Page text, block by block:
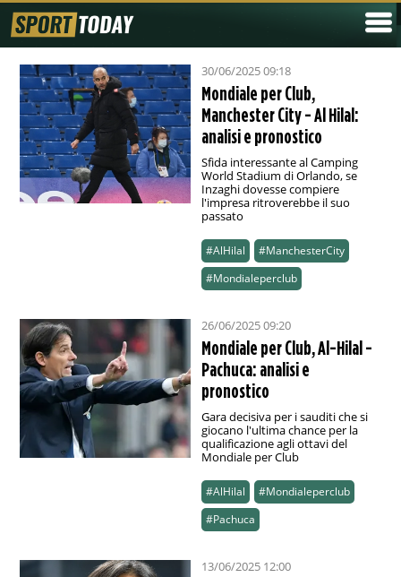
30/06/2025 09:18
Mondiale per Club,
Manchester City - Al Hilal:
analisi e pronostico
Sfida interessante al Camping
World Stadium di Orlando, se
Inzaghi dovesse compiere
l'impresa ritroverebbe il suo
passato
#AlHilal
#ManchesterCity
#Mondialeperclub
26/06/2025 09:20
Mondiale per Club, Al-Hilal -
Pachuca: analisi e
pronostico
Gara decisiva per i sauditi che si
giocano l'ultima chance per la
qualificazione agli ottavi del
Mondiale per Club
#AlHilal
#Mondialeperclub
#Pachuca
13/06/2025 12:00